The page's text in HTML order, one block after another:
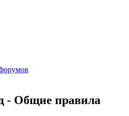
- Общие правила